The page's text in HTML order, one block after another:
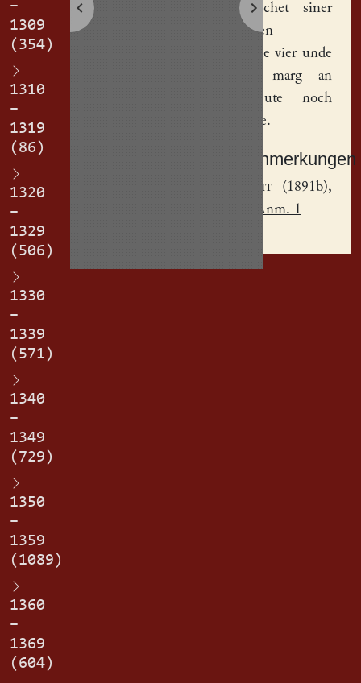
–
1309
(354)
1310
–
1319
(86)
1320
–
1329
(506)
1330
–
1339
(571)
1340
–
1349
(729)
1350
–
1359
(1089)
1360
–
1369
(604)
uf gereichet siner
husvrowen
Adelheide vier unde
zwenzig marg an
sime gute noch
sime tode.
Sachanmerkungen
Jecht (1891b),
S. 227, Anm. 1